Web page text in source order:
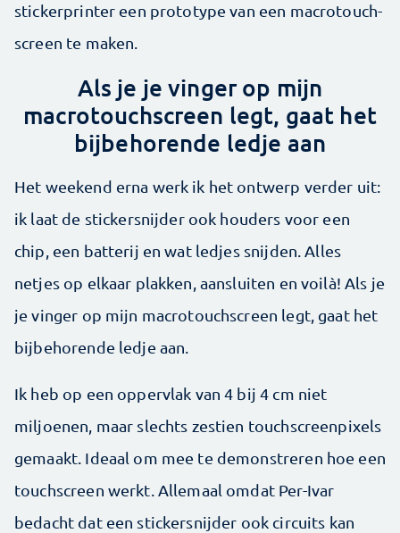
stickerprinter een prototype van een macrotouch­
screen te maken.
Als je je vinger op mijn
macrotouchscreen legt, gaat het
bijbehorende ledje aan
Het weekend erna werk ik het ontwerp verder uit:
ik laat de stickersnijder ook houders voor een
chip, een batterij en wat ledjes snijden. Alles
netjes op elkaar plakken, aansluiten en voilà! Als je
je vinger op mijn macrotouchscreen legt, gaat het
bijbehorende ledje aan.
Ik heb op een oppervlak van 4 bij 4 cm niet
miljoenen, maar slechts zestien touchscreenpixels
gemaakt. Ideaal om mee te demonstreren hoe een
touchscreen werkt. Allemaal omdat Per-Ivar
bedacht dat een stickersnijder ook circuits kan